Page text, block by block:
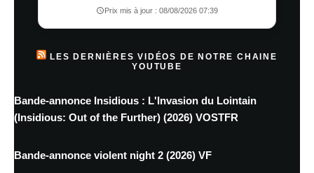
Prix mis à jour : 08/08/2026 07:39
LES DERNIÈRES VIDÉOS DE NOTRE CHAINE
YOUTUBE
Bande-annonce Insidious : L'Invasion du Lointain
(Insidious: Out of the Further) (2026) VOSTFR
Bande-annonce violent night 2 (2026) VF